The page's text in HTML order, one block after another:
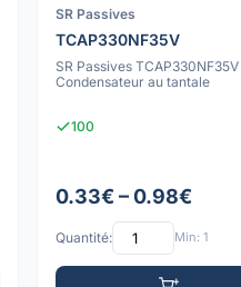
SR Passives
TCAP330NF35V
SR Passives
Condensateur au tantale
100
0.33€ – 0.98€
Quantité: Min: 1